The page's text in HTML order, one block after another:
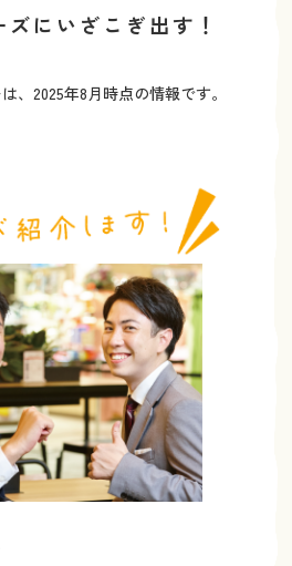
にいざこぎ出す！
、2025年8月時点の情報です。